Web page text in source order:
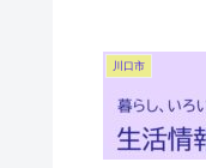
川口市